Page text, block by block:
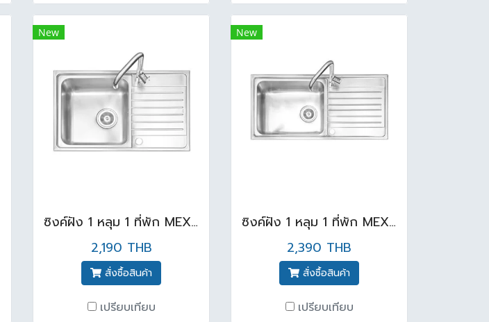
New
ซิงค์ฝัง 1 หลุม 1 ที่พัก MEX DLC81
2,190 THB
สั่งซื้อสินค้า
เปรียบเทียบ
New
ซิงค์ฝัง 1 หลุม 1 ที่พัก MEX DLC101
2,390 THB
สั่งซื้อสินค้า
เปรียบเทียบ